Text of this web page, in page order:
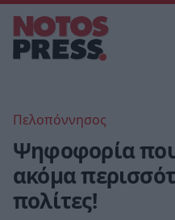
Πελοπόννησος
Ψηφοφορία
ακόμα
πολίτες!